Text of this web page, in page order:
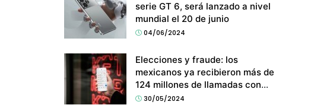
serie GT 6, será lanzado a nivel
mundial el 20 de junio
04/06/2024
Elecciones y fraude: los
mexicanos ya recibieron más de
124 millones de llamadas con
spam
30/05/2024